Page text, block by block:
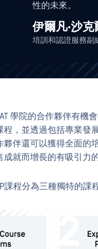
性的未來。
伊爾凡·沙克
培訓和認證服務副
學院的合作夥伴有
程，並透過包括專業發
夥伴還可以獲得全面的
就而增長的有吸引力
課程分為三種獨特的課